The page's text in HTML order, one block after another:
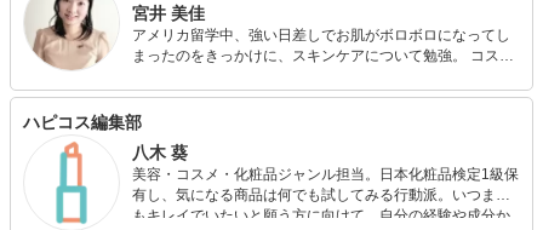
宮井 美佳
アメリカ留学中、強い日差しでお肌がボロボロになってし
まったのをきっかけに、スキンケアについて勉強。 コスメ
ープランナーとして、正しいお肌のお手入れについて提案
してきました。 気になる化粧品があったらすぐに試すタイ
ケアを中心に、本当におすすめできる化粧品の情報を発信
しています。
ハピコス編集部
八木 葵
美容・コスメ・化粧品ジャンル担当。日本化粧品検定1級保
有し、気になる商品は何でも試してみる行動派。いつまで
もキレイでいたいと願う方に向けて、自分の経験や成分か